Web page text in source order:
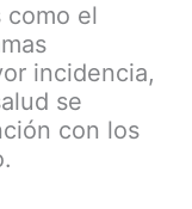
el
incidencia,
se
con los